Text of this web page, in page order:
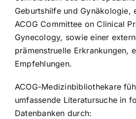
Geburtshilfe und Gynäkologie,
ACOG Committee on Clinical
Gynecology, sowie einer
prämenstruelle Erkrankungen,
Empfehlungen.
ACOG-Medizinbibliothekare
umfassende Literatursuche in
Datenbanken durch: